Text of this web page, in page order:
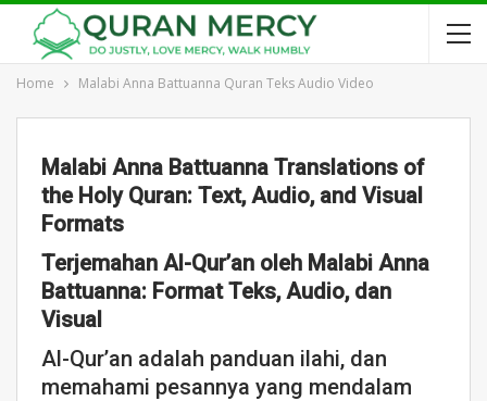
Home Malabi Anna Battuanna Quran Teks Audio Video
Malabi Anna Battuanna Translations of
the Holy Quran: Text, Audio, and Visual
Formats
Terjemahan Al-Qur’an oleh Malabi Anna
Battuanna: Format Teks, Audio, dan
Visual
Al-Qur’an adalah panduan ilahi, dan
memahami pesannya yang mendalam